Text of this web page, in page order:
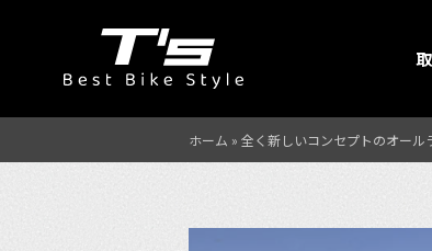
ホーム » 全く新しいコンセプトのオール